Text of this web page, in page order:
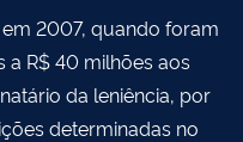
2007, quando foram
R$ 40 milhões aos
da leniência, por
determinadas no